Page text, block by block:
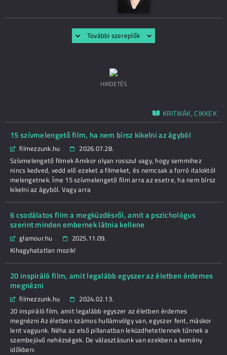
További szereplők
HIRDETÉS
KRITIKÁK, CIKKEK
15 szívmelengető film, ha nem bírsz kikelni az ágyból
filmezzunk.hu
2026.07.28.
Szívmelengető filmek Amikor olyan rosszul vagy, hogy semmihez
nincs kedved, vedd elő ezeket a filmeket, és nemcsak a forró italoktól
melengetnek. Íme 15 szívmelengető film arra az esetre, ha nem bírsz
kikelni az ágyból. Vagy arra
6 csodálatos film a megküzdésről, amit a pszichológus
szerint minden embernek látnia kellene
glamour.hu
2025.11.09.
Kihagyhatatlan mozik!
20 inspiráló film, amit legalább egyszer az életben érdemes
megnézni
filmezzunk.hu
2024.02.13.
20 inspiráló film, amit legalább egyszer az életben érdemes
megnézni Az életben számos hullámvölgy van, egyszer fent, máskor
lent vagyunk. Néha az első pillanatban leküzdhetetlennek tűnnek a
szembejövő nehézségek. De választásunk van ezekben a kemény
időkben: